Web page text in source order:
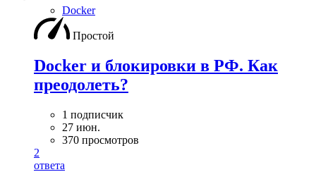
Docker
Простой
Docker и блокировки в РФ. Как
преодолеть?
1 подписчик
27 июн.
370 просмотров
2
ответа